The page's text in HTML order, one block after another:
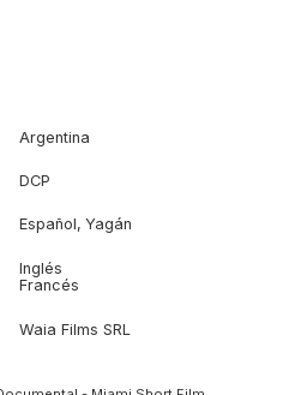
Argentina
DCP
Español, Yagán
Inglés
Francés
Waia Films SRL